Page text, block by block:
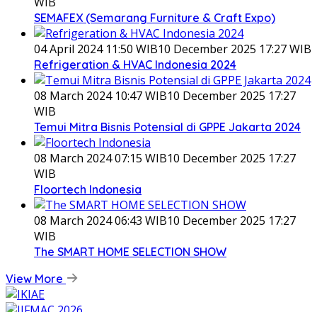
SEMAFEX (Semarang Furniture & Craft Expo)
04 April 2024 11:50 WIB10 December 2025 17:27 WIB
Refrigeration & HVAC Indonesia 2024
08 March 2024 10:47 WIB10 December 2025 17:27
WIB
Temui Mitra Bisnis Potensial di GPPE Jakarta 2024
08 March 2024 07:15 WIB10 December 2025 17:27
WIB
Floortech Indonesia
08 March 2024 06:43 WIB10 December 2025 17:27
WIB
The SMART HOME SELECTION SHOW
View More